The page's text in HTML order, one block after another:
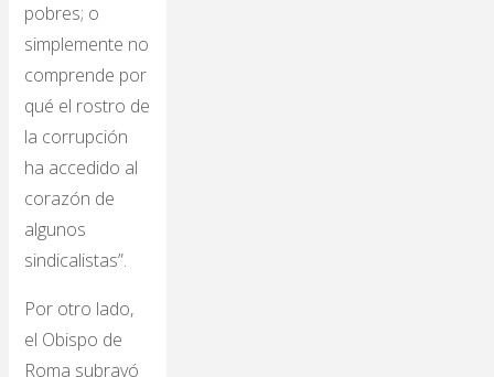
pobres; o
simplemente no
comprende por
qué el rostro de
la corrupción
ha accedido al
corazón de
algunos
sindicalistas”.
Por otro lado,
el Obispo de
Roma subrayó